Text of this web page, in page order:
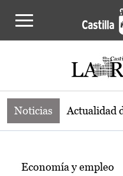
Noticias de la
Noticias Actualidad
Temas
Economía y empleo